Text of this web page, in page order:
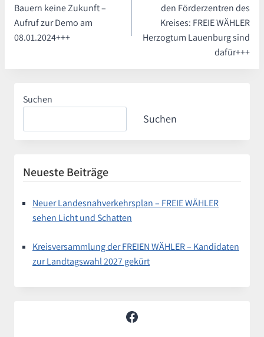
Bauern keine Zukunft –
Aufruf zur Demo am
08.01.2024+++
den Förderzentren des
Kreises: FREIE WÄHLER
Herzogtum Lauenburg sind
dafür+++
Suchen
Suchen
Neueste Beiträge
Neuer Landesnahverkehrsplan – FREIE WÄHLER
sehen Licht und Schatten
Kreisversammlung der FREIEN WÄHLER – Kandidaten
zur Landtagswahl 2027 gekürt
Facebook